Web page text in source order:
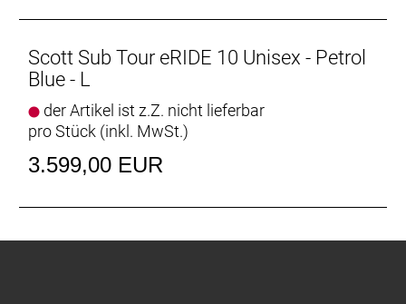
Rücklicht: Superbright
Schloss: Abus 5755L ART approved / Battery Lock
Batterie: PowerTube 625Wh
Batteriekapazität: 625 Wh
Ladegerät: PowerTube 625Wh
Display: Intuvia 100 Display
Scott Sub Tour eRIDE 10 Unisex - Petrol
Blue - L
der Artikel ist z.Z. nicht lieferbar
pro Stück (inkl. MwSt.)
3.599,00 EUR